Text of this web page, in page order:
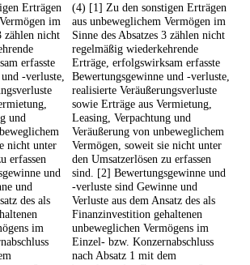
Erträgen
im
zählen nicht
erfasste
-verluste,
und
nicht unter
erfassen
und
und
des als
im
(4) [1] Zu den sonstigen Erträgen
aus unbeweglichem Vermögen im
Sinne des Absatzes 3 zählen nicht
regelmäßig wiederkehrende
Erträge, erfolgswirksam erfasste
Bewertungsgewinne und -verluste,
realisierte Veräußerungsverluste
sowie Erträge aus Vermietung,
Leasing, Verpachtung und
Veräußerung von unbeweglichem
Vermögen, soweit sie nicht unter
den Umsatzerlösen zu erfassen
sind. [2] Bewertungsgewinne und
-verluste sind Gewinne und
Verluste aus dem Ansatz des als
Finanzinvestition gehaltenen
unbeweglichen Vermögens im
Einzel- bzw. Konzernabschluss
nach Absatz 1 mit dem